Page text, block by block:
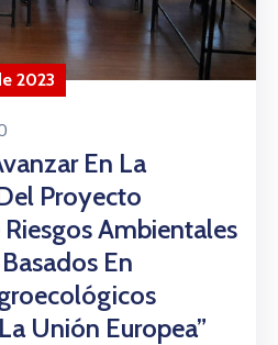
2023
En La
Proyecto
Ambientales
En
Unión Europea”